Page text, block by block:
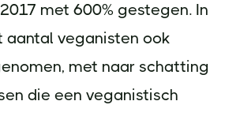
met 600% gestegen. In
aantal veganisten ook
met naar schatting
die een veganistisch